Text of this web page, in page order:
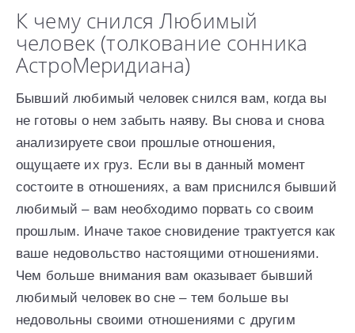
К чему снился Любимый
человек (толкование сонника
АстроМеридиана)
Бывший любимый человек снился вам, когда вы
не готовы о нем забыть наяву. Вы снова и снова
анализируете свои прошлые отношения,
ощущаете их груз. Если вы в данный момент
состоите в отношениях, а вам приснился бывший
любимый – вам необходимо порвать со своим
прошлым. Иначе такое сновидение трактуется как
ваше недовольство настоящими отношениями.
Чем больше внимания вам оказывает бывший
любимый человек во сне – тем больше вы
недовольны своими отношениями с другим